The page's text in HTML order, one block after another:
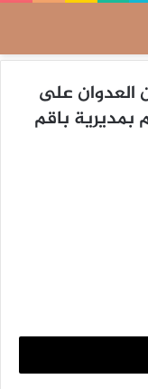
العدوان على
باقم